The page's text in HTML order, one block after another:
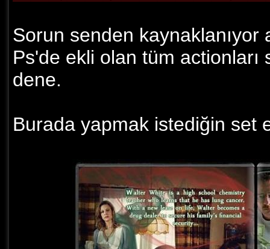
Sorun senden kaynaklanıyor
Ps'de ekli olan tüm
dene.
Burada yapmak istediğin set